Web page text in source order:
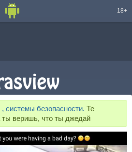
18+
системы безопасности. Те
ты веришь, что ты джедай